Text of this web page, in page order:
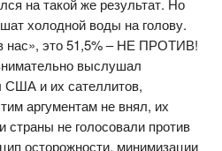
на такой же результат. Но
холодной воды на голову.
нас», это 51,5% – НЕ ПРОТИВ!
выслушал
США и их сателлитов,
аргументам не внял, их
страны не голосовали против
осторожности, минимизации